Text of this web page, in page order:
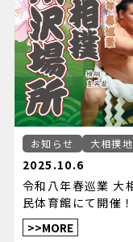
お知らせ 大相撲
2025.10.6
令和八年春巡業 大
民体育館にて開催！
>>MORE